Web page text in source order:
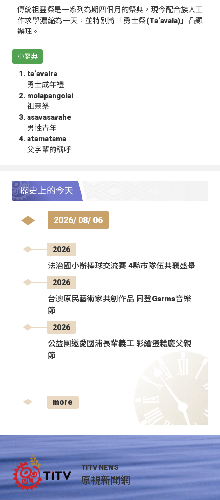
傳統祖靈祭是一系列為期四個月的祭典，現今配合族人工
作求學濃縮為一天，並特別將「勇士祭(Ta‘avala)」凸顯
辦理。
小辭典
ta‘avalra
勇士成年禮
molapangolai
祖靈祭
asavasavahe
男性青年
atamatama
父字輩的稱呼
歷史上的今天
2026/ 08/ 06
2026
法治國小辦棒球交流賽 4縣市隊伍共襄盛舉
2026
台澳原民藝術家共創作品 同登Garma音樂
節
2026
公益團邀愛國浦長輩義工 彩繪蛋糕慶父親
節
more
TITV NEWS
原視新聞網